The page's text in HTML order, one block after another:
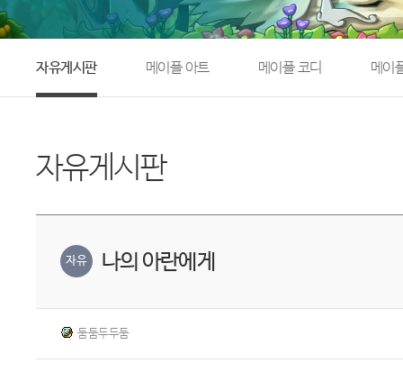
자유게시판 메이플 아트 메이플 코디 메이
자유게시판
자유 나의 아란에게
둠둠두두둠